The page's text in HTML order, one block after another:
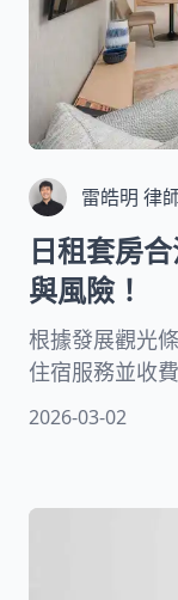
雷皓明 律
日租套房
與風險！
根據發展觀光
住宿服務並收
質不像傳統旅
2026-03-02